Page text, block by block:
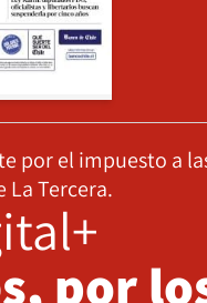
por el impuesto a
La Tercera.
por